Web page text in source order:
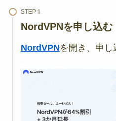
STEP
NordVPNを申し込む
NordVPNを開き、申し